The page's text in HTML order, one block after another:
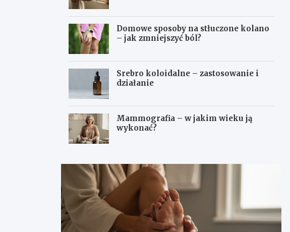
Domowe sposoby na stłuczone kolano
– jak zmniejszyć ból?
Srebro koloidalne – zastosowanie i
działanie
Mammografia – w jakim wieku ją
wykonać?